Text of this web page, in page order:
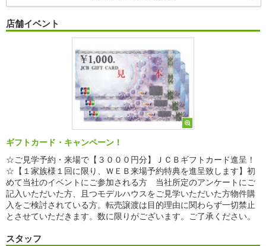
店舗イベント
ギフトカード・キャンペーン！
☆ご見学予約・来場で【３０００円分】ＪＣＢギフトカード進呈！
☆【１家族様１回に限り、ＷＥＢ来場予約特典を進呈致します】初
めて当社のイベントにご参加される方 当社所定のアンケートにご
記入いただいた方、且つモデルハウスをご見学いただいた方物件購
入をご検討されている方。転売譲渡は目的理由に関わらず一切禁止
とさせていただきます。数に限りがございます。ご了承ください。
スタッフ